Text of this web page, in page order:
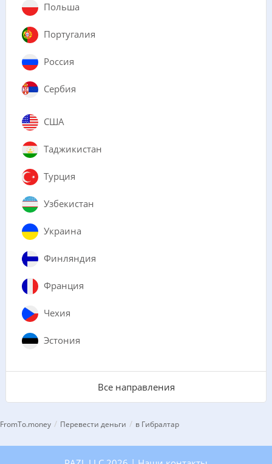
Польша
Португалия
Россия
Сербия
США
Таджикистан
Турция
Узбекистан
Украина
Финляндия
Франция
Чехия
Эстония
Все направления
FromTo.money / Перевести деньги / в Гибралтар